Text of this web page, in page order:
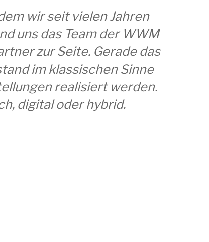
wir seit vielen Jahren
uns das Team der WWM
zur Seite. Gerade das
im klassischen Sinne
realisiert werden.
digital oder hybrid.